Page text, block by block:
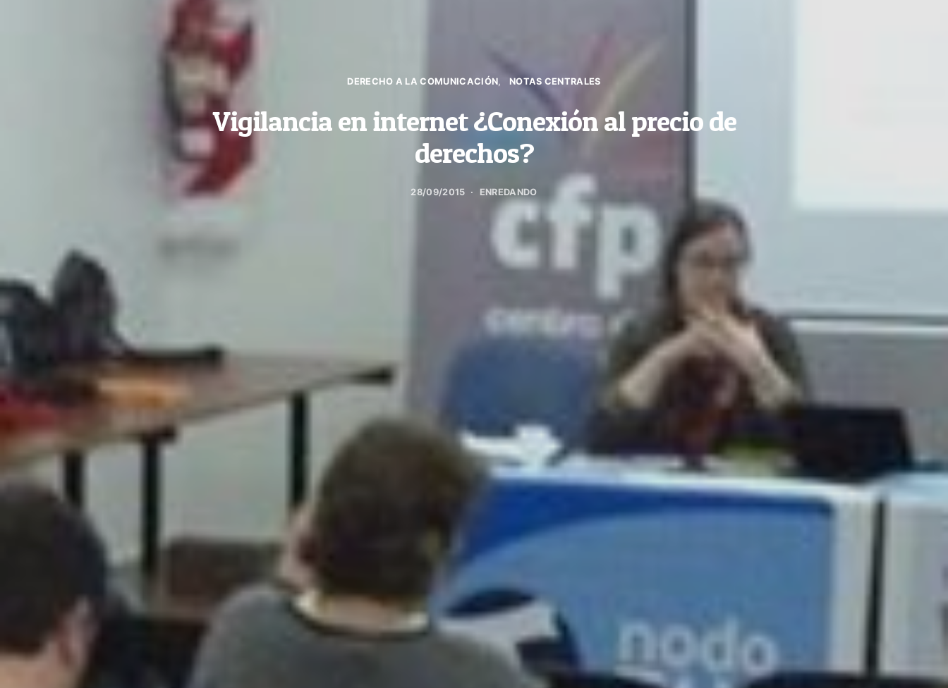
DERECHO A LA COMUNICACIÓN NOTAS CENTRALES
Vigilancia en internet ¿Conexión al precio de
derechos?
28/09/2015 ENREDANDO